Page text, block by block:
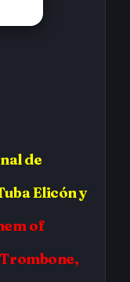
de
Elicón y
of